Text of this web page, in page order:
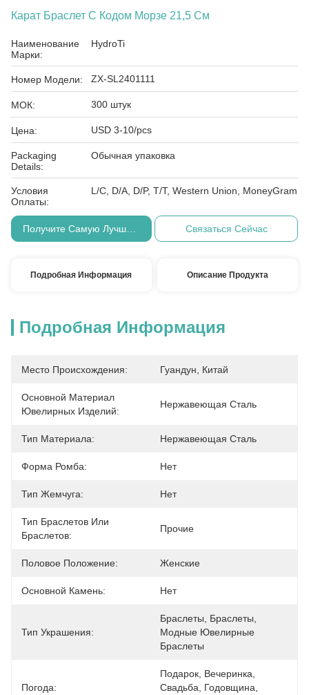
Карат Браслет С Кодом Морзе 21,5 См
Наименование
Марки:
HydroTi
Номер Модели: ZX-SL2401111
МОК: 300 штук
Цена: USD 3-10/pcs
Packaging
Details:
Обычная упаковка
Условия
Оплаты:
L/C, D/A, D/P, T/T, Western Union, MoneyGram
Связаться Сейчас
Подробная Информация Описание Продукта
Подробная Информация
Место Происхождения: Гуандун, Китай
Основной Материал
Ювелирных Изделий:
Нержавеющая Сталь
Тип Материала: Нержавеющая Сталь
Форма Ромба: Нет
Тип Жемчуга: Нет
Тип Браслетов Или
Браслетов:
Прочие
Половое Положение: Женские
Основной Камень: Нет
Тип Украшения:
Браслеты, Браслеты,
Модные Ювелирные
Браслеты
Погода:
Подарок, Вечеринка,
Свадьба, Годовщина,